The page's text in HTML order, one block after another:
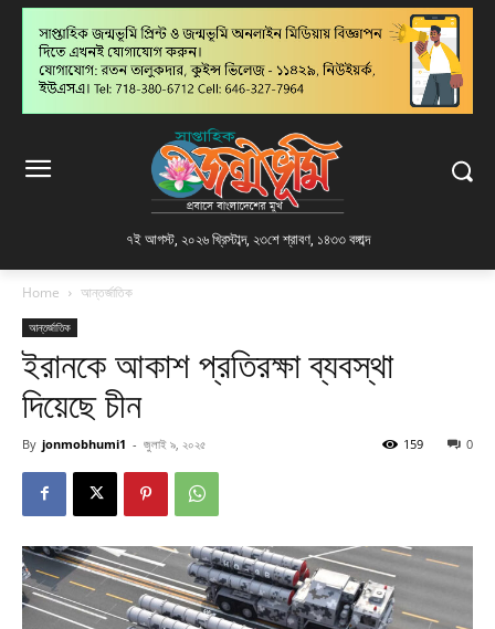
৭ই আগস্ট, ২০২৬ খ্রিস্টাব্দ, ২৩শে শ্রাবণ, ১৪৩৩ বঙ্গাব্দ
Home আন্তর্জাতিক
আন্তর্জাতিক
ইরানকে আকাশ প্রতিরক্ষা ব্যবস্থা
দিয়েছে চীন
By jonmobhumi1 - জুলাই ৯, ২০২৫ 0
159